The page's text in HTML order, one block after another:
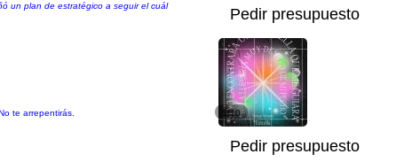
un plan de estratégico a seguir el cuál
Pedir presupuesto
te arrepentirás.
1/10
Pedir presupuesto